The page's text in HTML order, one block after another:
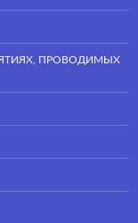
ПРОВОДИМЫХ